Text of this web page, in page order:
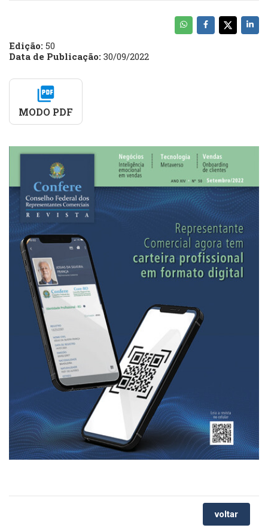
Edição: 50
Data de Publicação: 30/09/2022
picture_as_pdf
MODO PDF
voltar